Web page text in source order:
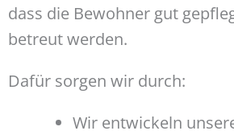
dass die Bewohner gut
betreut werden.
Dafür sorgen wir durch:
Wir entwickeln